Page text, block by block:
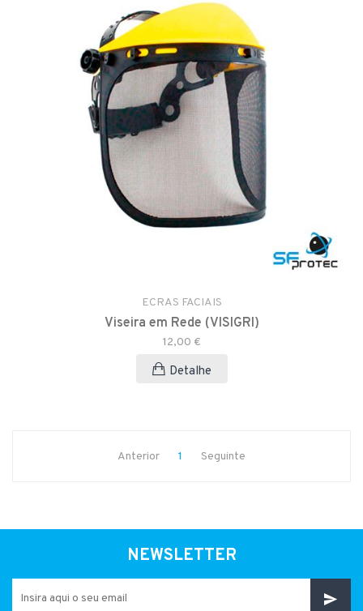
ECRAS FACIAIS
Viseira em Rede (VISIGRI)
12,00 €
Detalhe
Anterior 1 Seguinte
NEWSLETTER